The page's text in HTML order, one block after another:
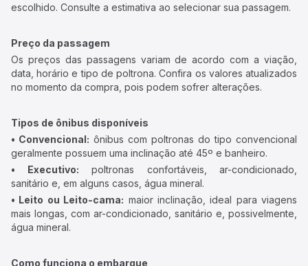
escolhido. Consulte a estimativa ao selecionar sua passagem.
Preço da passagem
Os preços das passagens variam de acordo com a viação,
data, horário e tipo de poltrona. Confira os valores atualizados
no momento da compra, pois podem sofrer alterações.
Tipos de ônibus disponíveis
• Convencional: ônibus com poltronas do tipo convencional
geralmente possuem uma inclinação até 45º e banheiro.
• Executivo: poltronas confortáveis, ar-condicionado,
sanitário e, em alguns casos, água mineral.
• Leito ou Leito-cama: maior inclinação, ideal para viagens
mais longas, com ar-condicionado, sanitário e, possivelmente,
água mineral.
Como funciona o embarque